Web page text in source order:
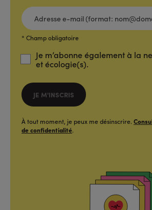
ADRESSE
E-
MAIL
(FORMAT:
NOM@DOMAINE.COM)*
* Champ obligatoire
Je m’abonne également à la
et écologie(s).
JE M'INSCRIS
À tout moment, je peux me désinscrire.
de confidentialité.